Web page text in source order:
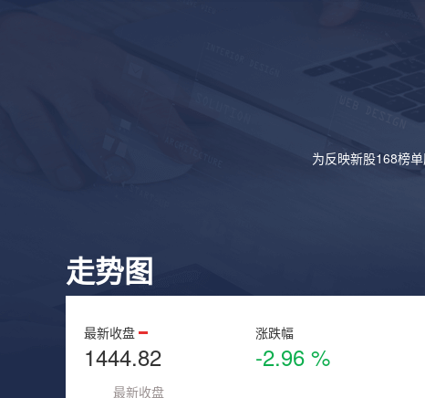
为反映新股168榜
走势图
最新收盘
1444.82
涨跌幅
-2.96 %